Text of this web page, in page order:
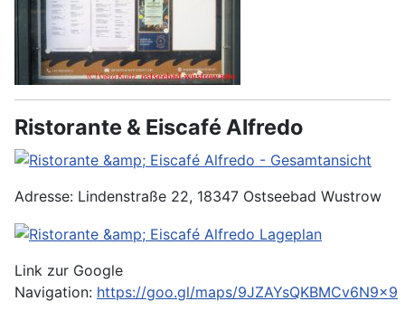
Ristorante & Eiscafé Alfredo
Adresse: Lindenstraße 22, 18347 Ostseebad Wustrow
Link zur Google
Navigation: https://goo.gl/maps/9JZAYsQKBMCv6N9x9